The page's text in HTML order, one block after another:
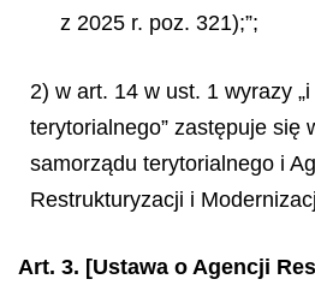
z 2025 r. poz. 321);”;
2) w art. 14 w ust. 1 wyrazy
terytorialnego” zastępuje się
samorządu terytorialnego i
Restrukturyzacji i
Art. 3. [Ustawa o Agencji